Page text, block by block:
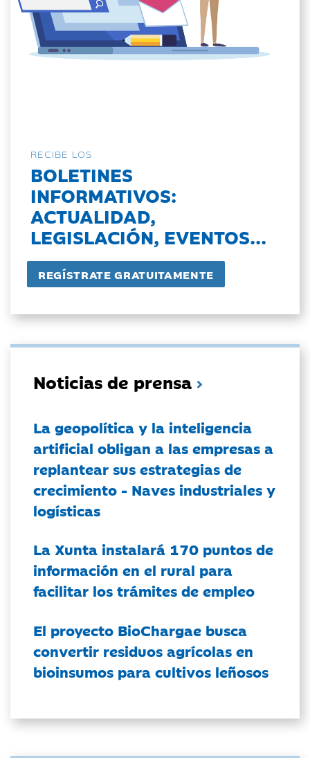
RECIBE LOS
BOLETINES
INFORMATIVOS:
ACTUALIDAD,
LEGISLACIÓN, EVENTOS...
Noticias de prensa
La geopolítica y la inteligencia
artificial obligan a las empresas a
replantear sus estrategias de
crecimiento - Naves industriales y
logísticas
La Xunta instalará 170 puntos de
información en el rural para
facilitar los trámites de empleo
El proyecto BioChargae busca
convertir residuos agrícolas en
bioinsumos para cultivos leñosos